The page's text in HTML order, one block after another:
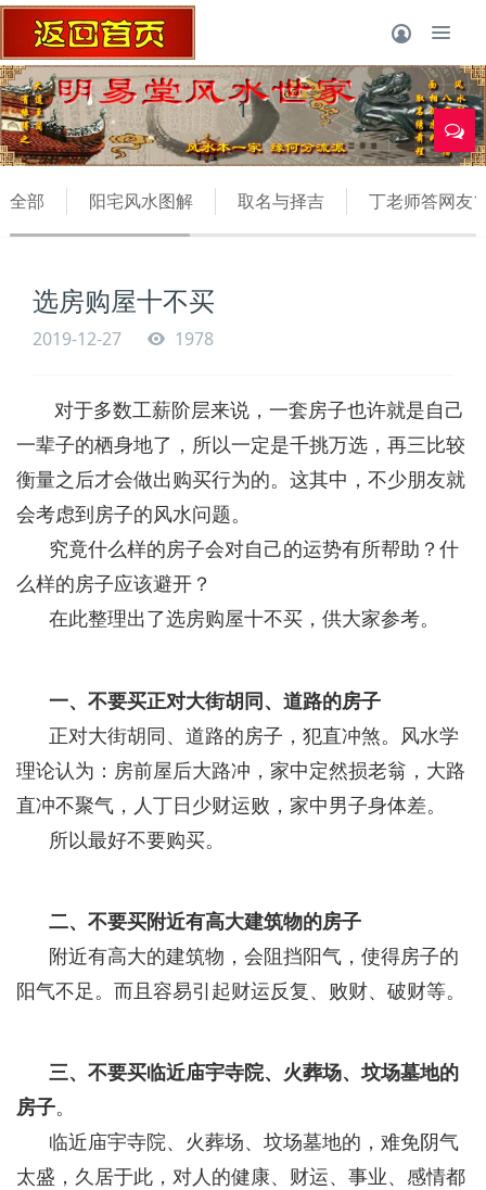
1
全部 阳宅风水图解 取名与择吉 丁老师答网友
选房购屋十不买
2019-12-27 1978
对于多数工薪阶层来说，一套房子也许就是自己
一辈子的栖身地了，所以一定是千挑万选，再三比较
衡量之后才会做出购买行为的。这其中，不少朋友就
会考虑到房子的风水问题。
究竟什么样的房子会对自己的运势有所帮助？什
么样的房子应该避开？
在此整理出了选房购屋十不买，供大家参考。
一、不要买正对大街胡同、道路的房子
正对大街胡同、道路的房子，犯直冲煞。风水学
理论认为：房前屋后大路冲，家中定然损老翁，大路
直冲不聚气，人丁日少财运败，家中男子身体差。
所以最好不要购买。
二、不要买附近有高大建筑物的房子
附近有高大的建筑物，会阻挡阳气，使得房子的
阳气不足。而且容易引起财运反复、败财、破财等。
三、不要买临近庙宇寺院、火葬场、坟场墓地的
房子。
临近庙宇寺院、火葬场、坟场墓地的，难免阴气
太盛，久居于此，对人的健康、财运、事业、感情都